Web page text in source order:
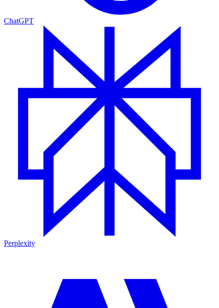
ChatGPT
Perplexity